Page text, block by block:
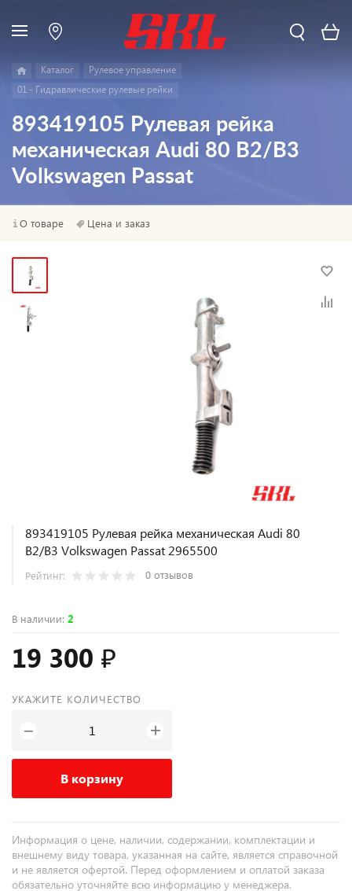
Каталог
Pулевое управление
01 - Гидравлические рулевые рейки
893419105 Рулевая рейка
механическая Audi 80 B2/B3
Volkswagen Passat
О товаре Цена и заказ
893419105 Рулевая рейка механическая Audi 80
B2/B3 Volkswagen Passat 2965500
Рейтинг: 0 отзывов
В наличии: 2
19 300 ₽
УКАЖИТЕ КОЛИЧЕСТВО
− +
В корзину
Информация о цене, наличии, содержании, комплектации и
внешнему виду товара, указанная на сайте, является справочной
и не является офертой. Перед оформлением и оплатой заказа
обязательно уточняйте всю информацию у менеджера.